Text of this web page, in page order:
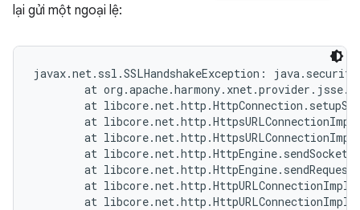
lại gửi một ngoại lệ:
javax.net.ssl.SSLHandshakeException:
at
at
at
at
at
at
at
at